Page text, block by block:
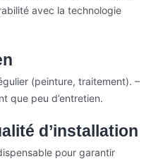
avec la technologie
(peinture, traitement). –
que peu d’entretien.
d’installation
pour garantir